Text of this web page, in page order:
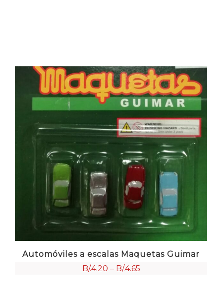
Automóviles a escalas Maquetas Guimar
B/.4.20 – B/.4.65